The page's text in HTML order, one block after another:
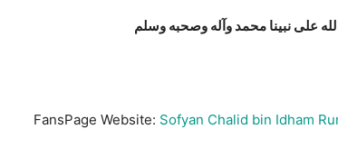
على نبينا محمد وآله وصحبه وسلم
FansPage Website: Sofyan Chalid bin Idham